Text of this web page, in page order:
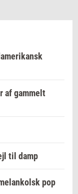
af gammelt
til damp
pop